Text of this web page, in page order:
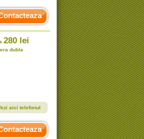
280 lei
dubla
aici telefonul